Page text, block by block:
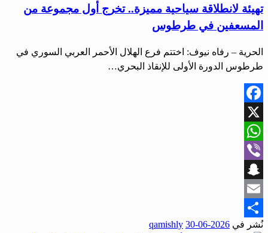
تهيئة لانطلاقة سياحية مميزة.. تخرج أول مجموعة من
المسعفين في طرطوس
الحرية – رفاه نيوف: اختتم فرع الهلال الأحمر العربي السوري في
طرطوس الدورة الأولى للإنقاذ البحري…
Facebook
X
WhatsApp
Viber
Snapchat
Email
Share
نُشر في 2026-06-30
qamishly